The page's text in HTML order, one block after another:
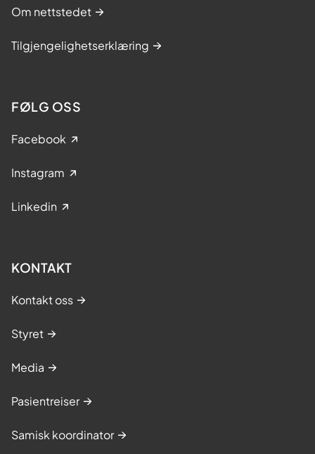
Om nettstedet
Tilgjengelighetserklæring
FØLG OSS
Facebook
Instagram
Linkedin
KONTAKT
Kontakt oss
Styret
Media
Pasientreiser
Samisk koordinator